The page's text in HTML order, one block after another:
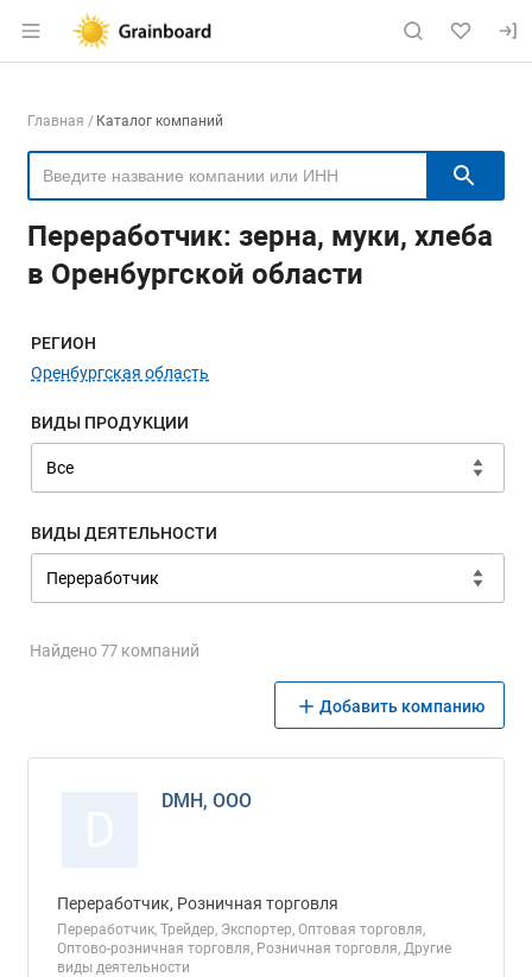
Раздел навигации по сайту
Навигация по компаниям
Главная Каталог компаний
Переработчик: зерна, муки, хлеба
в Оренбургской области
Меню навигации
РЕГИОН
Оренбургская область
ВИДЫ ПРОДУКЦИИ
ВИДЫ ДЕЯТЕЛЬНОСТИ
Найдено 77 компаний
Добавить компанию
DMH, ООО
Переработчик, Розничная торговля
Переработчик, Трейдер, Экспортер, Оптовая торговля,
Оптово-розничная торговля, Розничная торговля, Другие
виды деятельности